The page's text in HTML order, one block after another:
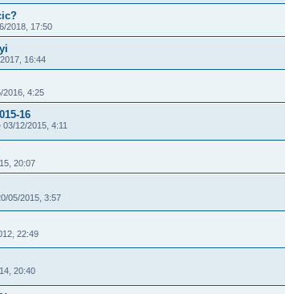
2018, 17:50
16:44
2016, 4:25
16
03/12/2015, 4:11
20:07
05/2015, 3:57
22:49
20:40